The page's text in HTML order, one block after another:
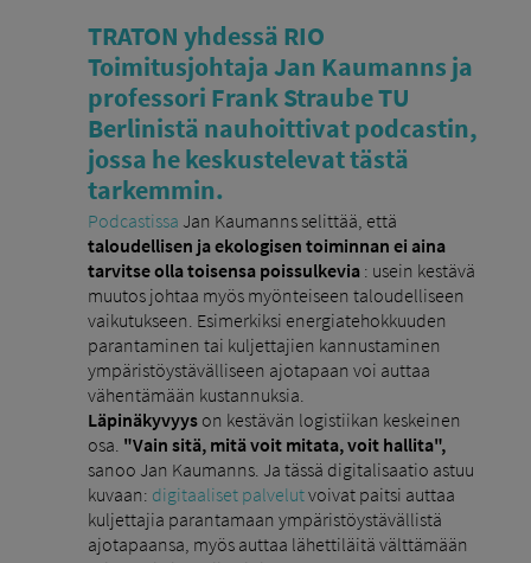
TRATON yhdessä RIO
Toimitusjohtaja Jan Kaumanns ja
professori Frank Straube TU
Berlinistä nauhoittivat podcastin,
jossa he keskustelevat tästä
tarkemmin.
Podcastissa Jan Kaumanns selittää, että
taloudellisen ja ekologisen toiminnan ei aina
tarvitse olla toisensa poissulkevia : usein kestävä
muutos johtaa myös myönteiseen taloudelliseen
vaikutukseen. Esimerkiksi energiatehokkuuden
parantaminen tai kuljettajien kannustaminen
ympäristöystävälliseen ajotapaan voi auttaa
vähentämään kustannuksia.
Läpinäkyvyys on kestävän logistiikan keskeinen
osa. "Vain sitä, mitä voit mitata, voit hallita",
sanoo Jan Kaumanns. Ja tässä digitalisaatio astuu
kuvaan: digitaaliset palvelutvoivat paitsi auttaa
kuljettajia parantamaan ympäristöystävällistä
ajotapaansa, myös auttaa lähettiläitä välttämään